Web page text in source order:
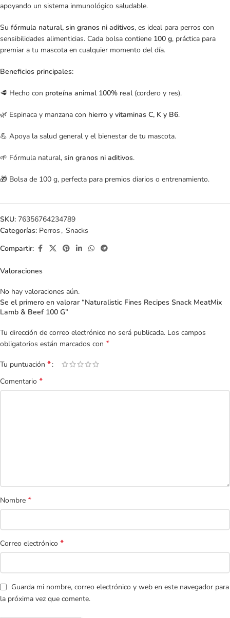
apoyando un sistema inmunológico saludable.
Su fórmula natural, sin granos ni aditivos, es ideal para perros con
sensibilidades alimenticias. Cada bolsa contiene 100 g, práctica para
premiar a tu mascota en cualquier momento del día.
Beneficios principales:
🥩 Hecho con proteína animal 100% real(cordero y res).
🌿 Espinaca y manzana con hierro y vitaminas C, K y B6.
💪 Apoya la salud general y el bienestar de tu mascota.
🌱 Fórmula natural, sin granos ni aditivos.
🎁 Bolsa de 100 g, perfecta para premios diarios o entrenamiento.
SKU: 76356764234789
Categorías: Perros , Snacks
Compartir:
Valoraciones
No hay valoraciones aún.
Se el primero en valorar “Naturalistic Fines Recipes Snack MeatMix
Lamb & Beef 100 G”
Tu dirección de correo electrónico no será publicada. Los campos
obligatorios están marcados con *
Tu puntuación *
Comentario *
Nombre *
Correo electrónico *
Guarda mi nombre, correo electrónico y web en este navegador para
la próxima vez que comente.